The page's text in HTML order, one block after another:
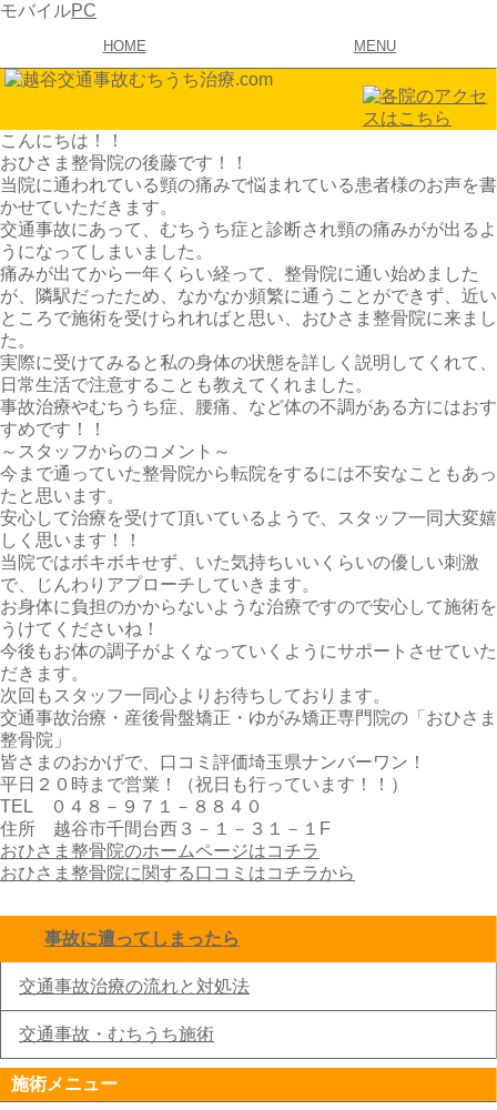
HOME MENU
こんにちは！！
おひさま整骨院の後藤です！！
当院に通われている頸の痛みで悩まれている患者様のお声を書
かせていただきます。
交通事故にあって、むちうち症と診断され頸の痛みがが出るよ
うになってしまいました。
痛みが出てから一年くらい経って、整骨院に通い始めました
が、隣駅だったため、なかなか頻繁に通うことができず、近い
ところで施術を受けられればと思い、おひさま整骨院に来まし
た。
実際に受けてみると私の身体の状態を詳しく説明してくれて、
日常生活で注意することも教えてくれました。
事故治療やむちうち症、腰痛、など体の不調がある方にはおす
すめです！！
～スタッフからのコメント～
今まで通っていた整骨院から転院をするには不安なこともあっ
たと思います。
安心して治療を受けて頂いているようで、スタッフ一同大変嬉
しく思います！！
当院ではボキボキせず、いた気持ちいいくらいの優しい刺激
で、じんわりアプローチしていきます。
お身体に負担のかからないような治療ですので安心して施術を
うけてくださいね！
今後もお体の調子がよくなっていくようにサポートさせていた
だきます。
次回もスタッフ一同心よりお待ちしております。
交通事故治療・産後骨盤矯正・ゆがみ矯正専門院の「おひさま
整骨院」
皆さまのおかげで、口コミ評価埼玉県ナンバーワン！
平日２０時まで営業！（祝日も行っています！！）
TEL ０４８－９７１－８８４０
住所 越谷市千間台西３－１－３１－１F
おひさま整骨院のホームページはコチラ
おひさま整骨院に関する口コミはコチラから
事故に遭ってしまったら
交通事故治療の流れと対処法
交通事故・むちうち施術
施術メニュー
モバイルPC